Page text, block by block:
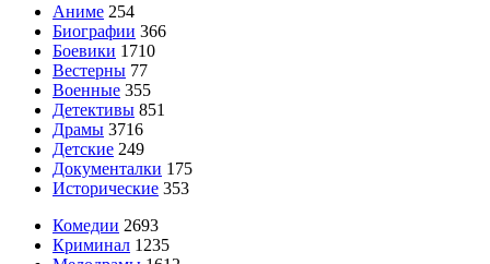
Аниме 254
Биографии 366
Боевики 1710
Вестерны 77
Военные 355
Детективы 851
Драмы 3716
Детские 249
Документалки 175
Исторические 353
Комедии 2693
Криминал 1235